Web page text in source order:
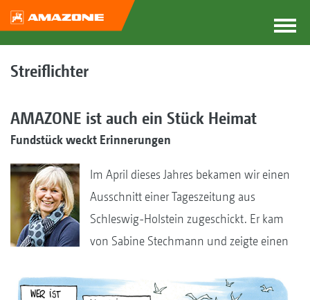
Streiflichter
AMAZONE ist auch ein Stück Heimat
Fundstück weckt Erinnerungen
Im April dieses Jahres bekamen wir einen
Ausschnitt einer Tageszeitung aus
Schleswig-Holstein zugeschickt. Er kam
von Sabine Stechmann und zeigte einen